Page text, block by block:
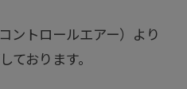
ントロールエアー）より
ております。